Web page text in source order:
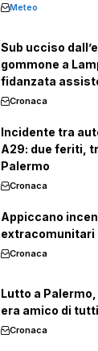
Meteo
Sub ucciso
gommone a
fidanzata
Cronaca
Incidente tra
A29: due feriti,
Palermo
Cronaca
Appiccano
extracomunitari
Cronaca
Lutto a
era amico di tutti
Cronaca